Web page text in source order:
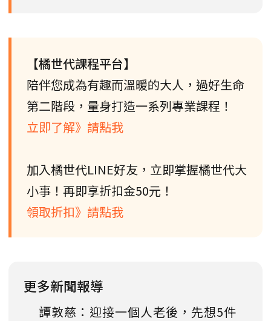
【橘世代課程平台】
陪伴您成為有趣而溫暖的大人，過好生命
第二階段，量身打造一系列專業課程！
立即了解》請點我
加入橘世代LINE好友，立即掌握橘世代大
小事！再即享折扣金50元！
領取折扣》請點我
更多新聞報導
譚敦慈：迎接一個人老後，先想5件